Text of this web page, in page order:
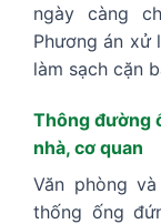
ngày càng
Phương án xử
làm sạch cặn
Thông đường
nhà, cơ quan
Văn phòng
thống ống